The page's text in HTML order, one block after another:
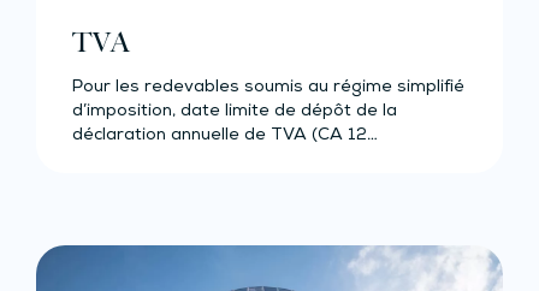
TVA
Pour les redevables soumis au régime simplifié
d’imposition, date limite de dépôt de la
déclaration annuelle de TVA (CA 12…